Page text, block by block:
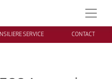
SERVICE CONTACT